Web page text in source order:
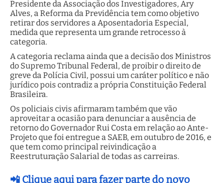
Presidente da Associação dos Investigadores, Ary
Alves, a Reforma da Previdência tem como objetivo
retirar dos servidores a Aposentadoria Especial,
medida que representa um grande retrocesso à
categoria.
A categoria reclama ainda que a decisão dos Ministros
do Supremo Tribunal Federal, de proibir o direito de
greve da Polícia Civil, possui um caráter político e não
jurídico pois contradiz a própria Constituição Federal
Brasileira.
Os policiais civis afirmaram também que vão
aproveitar a ocasião para denunciar a ausência de
retorno do Governador Rui Costa em relação ao Ante-
Projeto que foi entregue a SAEB, em outubro de 2016, e
que tem como principal reivindicação a
Reestruturação Salarial de todas as carreiras.
📲 Clique aqui para fazer parte do novo